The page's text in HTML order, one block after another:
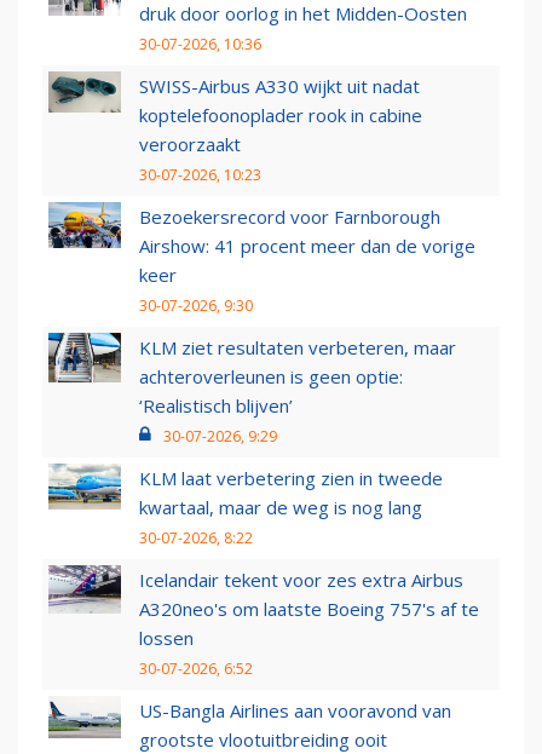
druk door oorlog in het Midden-Oosten
30-07-2026, 10:36
SWISS-Airbus A330 wijkt uit nadat
koptelefoonoplader rook in cabine
veroorzaakt
30-07-2026, 10:23
Bezoekersrecord voor Farnborough
Airshow: 41 procent meer dan de vorige
keer
30-07-2026, 9:30
KLM ziet resultaten verbeteren, maar
achteroverleunen is geen optie:
‘Realistisch blijven’
30-07-2026, 9:29
KLM laat verbetering zien in tweede
kwartaal, maar de weg is nog lang
30-07-2026, 8:22
Icelandair tekent voor zes extra Airbus
A320neo's om laatste Boeing 757's af te
lossen
30-07-2026, 6:52
US-Bangla Airlines aan vooravond van
grootste vlootuitbreiding ooit